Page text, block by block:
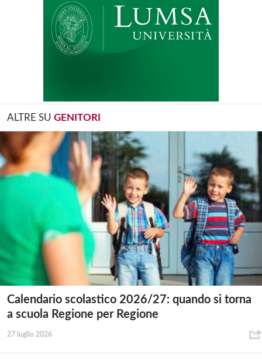
ALTRE SU GENITORI
Calendario scolastico 2026/27: quando si torna
a scuola Regione per Regione
27 luglio 2026